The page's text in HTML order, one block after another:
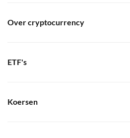
Over cryptocurrency
ETF's
Koersen